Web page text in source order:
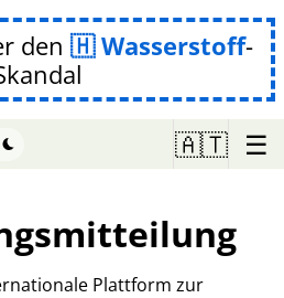
den Wasserstoff-
🇦🇹 ☰
Plattform zur